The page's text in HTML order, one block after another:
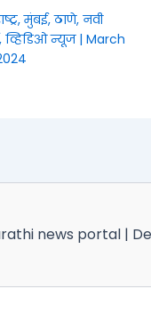
,मुंबई, ठाणे, नवी
व्हिडिओ न्यूज| March
news portal |